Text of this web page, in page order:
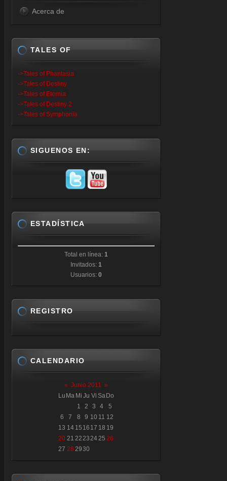
Acerca de
TALES OF
->Tales of Phantasia
->Tales of Destiny
->Tales of Eternia
->Tales of Destiny 2
->Tales of Symphonia
SIGUENOS EN:
ESTADÍSTICA
Total en línea: 1
Invitados: 1
Usuarios: 0
REGISTRO
CALENDARIO
« Junio 2011 »
Lu Ma Mi Ju Vi Sa Do
1
2 3 4
5
6
7 8 9 10 11 12
13 14 15 16 17 18 19
20 21 22232425 26
27 28 2930